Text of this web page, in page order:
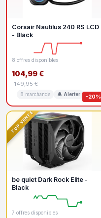
-20%
Corsair Nautilus 240 RS LCD
- Black
8 offres disponibles
104,99 €
149,95 €
8 marchands 🔔 Alerter
TOP VENTE
be quiet Dark Rock Elite -
Black
7 offres disponibles